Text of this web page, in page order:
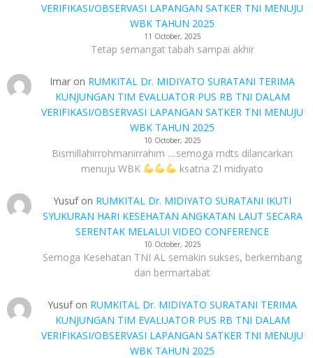
VERIFIKASI/OBSERVASI LAPANGAN SATKER TNI MENUJU
WBK TAHUN 2025
11 October, 2025
Tetap semangat tabah sampai akhir
Imar on RUMKITAL Dr. MIDIYATO SURATANI TERIMA
KUNJUNGAN TIM EVALUATOR PUS RB TNI DALAM
VERIFIKASI/OBSERVASI LAPANGAN SATKER TNI MENUJU
WBK TAHUN 2025
10 October, 2025
Bismillahirrohmanirrahim ....semoga mdts dilancarkan
menuju WBK
ksatria ZI midiyato
Yusufon RUMKITAL Dr. MIDIYATO SURATANI IKUTI
SYUKURAN HARI KESEHATAN ANGKATAN LAUT SECARA
SERENTAK MELALUI VIDEO CONFERENCE
10 October, 2025
Semoga Kesehatan TNI AL semakin sukses, berkembang
dan bermartabat
Yusufon RUMKITAL Dr. MIDIYATO SURATANI TERIMA
KUNJUNGAN TIM EVALUATOR PUS RB TNI DALAM
VERIFIKASI/OBSERVASI LAPANGAN SATKER TNI MENUJU
WBK TAHUN 2025